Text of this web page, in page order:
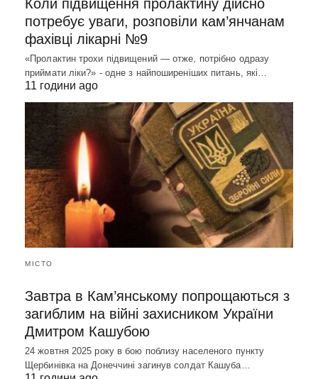
Коли підвищення пролактину дійсно
потребує уваги, розповіли кам’янчанам
фахівці лікарні №9
«Пролактин трохи підвищений — отже, потрібно одразу
приймати ліки?» - одне з найпоширеніших питань, які…
11 години ago
МІСТО
Завтра в Кам’янському попрощаються з
загиблим на війні захисником України
Дмитром Кашубою
24 жовтня 2025 року в бою поблизу населеного пункту
Щербинівка на Донеччині загинув солдат Кашуба…